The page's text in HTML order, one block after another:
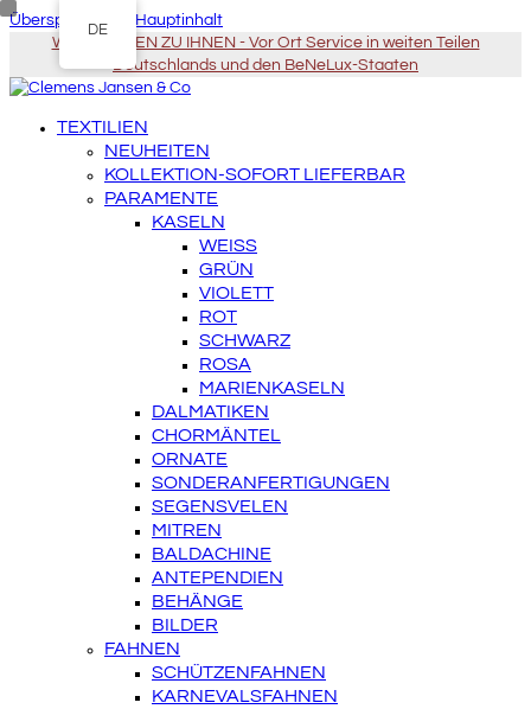
Überspringen zu Hauptinhalt
WIR KOMMEN ZU IHNEN - Vor Ort Service in weiten Teilen
Deutschlands und den BeNeLux-Staaten
TEXTILIEN
NEUHEITEN
KOLLEKTION-SOFORT LIEFERBAR
PARAMENTE
KASELN
WEISS
GRÜN
VIOLETT
ROT
SCHWARZ
ROSA
MARIENKASELN
DALMATIKEN
CHORMÄNTEL
ORNATE
SONDERANFERTIGUNGEN
SEGENSVELEN
MITREN
BALDACHINE
ANTEPENDIEN
BEHÄNGE
BILDER
FAHNEN
SCHÜTZENFAHNEN
KARNEVALSFAHNEN
DE